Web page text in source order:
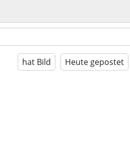
hat Bild Heute gepostet